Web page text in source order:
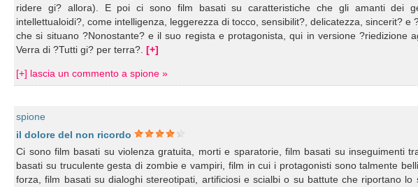
ridere gi? allora). E poi ci sono film basati su caratteristiche che gli amanti dei
intellettualoidi?, come intelligenza, leggerezza di tocco, sensibilit?, delicatezza, sincerit?
che si situano ?Nonostante? e il suo regista e protagonista, qui in versione ?riedizione
Verra di ?Tutti gi? per terra?.[+]
[+] lascia un commento a spione »
spione
il dolore del non ricordo
Ci sono film basati su violenza gratuita, morti e sparatorie, film basati su inseguimenti
basati su truculente gesta di zombie e vampiri, film in cui i protagonisti sono talmente
forza, film basati su dialoghi stereotipati, artificiosi e scialbi o su battute che riportano